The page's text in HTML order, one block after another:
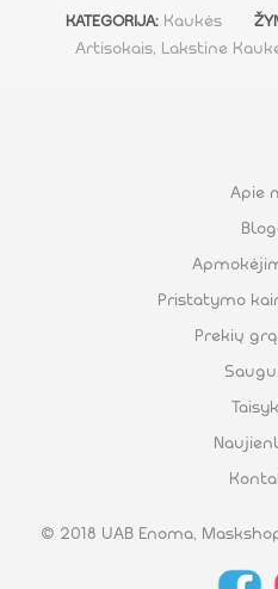
KATEGORIJA: Kaukės
Artisokais, Lakstine
Apie
Pristatymo
Prekių
© 2018 UAB Enoma,